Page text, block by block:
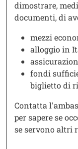
dimostrare,
documenti, di
mezzi
alloggio in
fondi
biglietto di
Contatta
per sapere se
se servono altri